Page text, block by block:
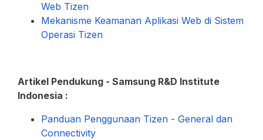
Web Tizen
Mekanisme Keamanan Aplikasi Web di Sistem
Operasi Tizen
Artikel Pendukung - Samsung R&D Institute
Indonesia :
Panduan Penggunaan Tizen - General dan
Connectivity